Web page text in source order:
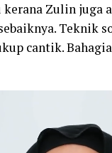
kerana Zulin
Teknik
cantik.